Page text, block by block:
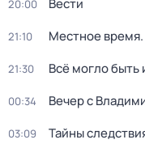
20:00 Вести
21:10 Местное
21:30 Всё могло быть
00:34 Вечер с
03:09 Тайны